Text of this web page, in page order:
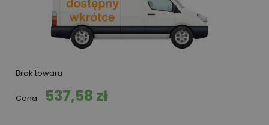
Brak towaru
Cena: 537,58 zł